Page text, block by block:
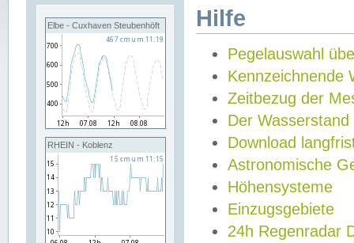
Elbe - Cuxhaven Steubenhöft
RHEIN - Koblenz
Hilfe
Pegelauswahl
Kennzeichnende
Zeitbezug der
Der Wasserstand
Download
Astronomische
Höhensysteme
Einzugsgebiete
24h Regenradar